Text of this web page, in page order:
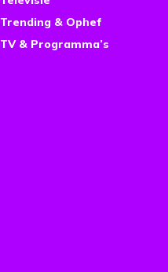
Trending & Ophef
TV & Programma’s